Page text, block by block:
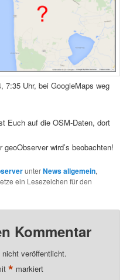
7:35 Uhr, bei GoogleMaps weg
Euch auf die OSM-Daten, dort
geoObserver wird’s beobachten!
unterNews allgemein,
ein Lesezeichen für den
Kommentar
veröffentlicht.
* markiert